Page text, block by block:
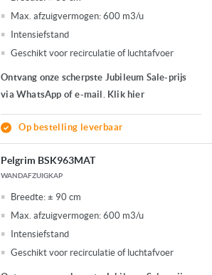
Max. afzuigvermogen: 600 m3/u
Intensiefstand
Geschikt voor recirculatie of luchtafvoer
Ontvang onze scherpste Jubileum Sale-prijs
via WhatsApp of e-mail. Klik hier
Op bestelling leverbaar
Pelgrim BSK963MAT
WANDAFZUIGKAP
Breedte: ± 90 cm
Max. afzuigvermogen: 600 m3/u
Intensiefstand
Geschikt voor recirculatie of luchtafvoer